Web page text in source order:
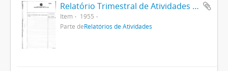
Relatório Trimestral de Atividades - 3º Trimestre 1955
Item
1955
Parte deRelatórios de Atividades